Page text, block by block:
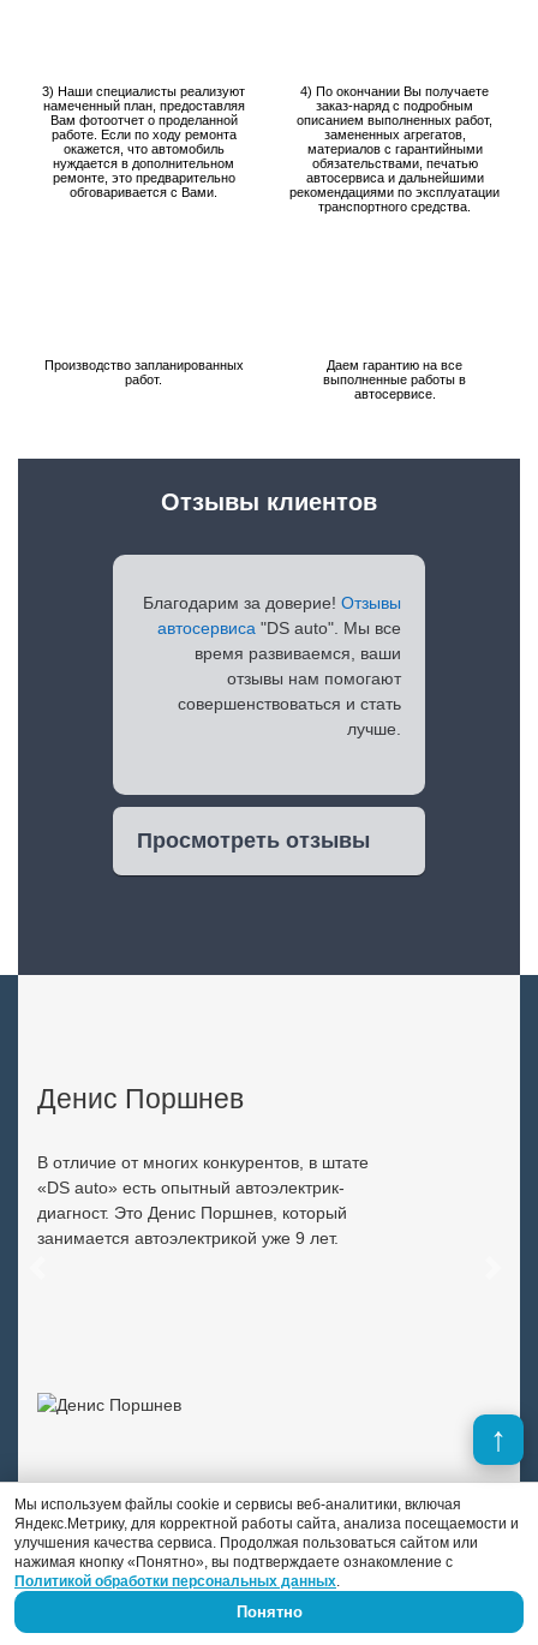
3) Наши специалисты реализуют
намеченный план, предоставляя
Вам фотоотчет о проделанной
работе. Если по ходу ремонта
окажется, что автомобиль
нуждается в дополнительном
ремонте, это предварительно
обговаривается с Вами.
4) По окончании Вы получаете
заказ-наряд с подробным
описанием выполненных работ,
замененных агрегатов,
материалов с гарантийными
обязательствами, печатью
автосервиса и дальнейшими
рекомендациями по эксплуатации
транспортного средства.
Производство запланированных
работ.
Даем гарантию на все
выполненные работы в
автосервисе.
Благодарим за доверие! Отзывы
автосервиса "DS auto". Мы все
время развиваемся, ваши
отзывы нам помогают
совершенствоваться и стать
лучше.
Просмотреть отзывы
Отзывы клиентов
Денис Поршнев
В отличие от многих конкурентов, в штате
«DS auto» есть опытный автоэлектрик-
диагност. Это Денис Поршнев, который
занимается автоэлектрикой уже 9 лет.
Скидки и выгодные предложения
Мы используем файлы cookie и сервисы веб-аналитики, включая
Яндекс.Метрику, для корректной работы сайта, анализа посещаемости и
улучшения качества сервиса. Продолжая пользоваться сайтом или
нажимая кнопку «Понятно», вы подтверждаете ознакомление с
Политикой обработки персональных данных.
Понятно